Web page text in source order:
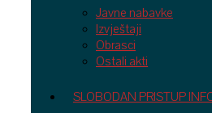
Javne nabavke
Izvještaji
Obrasci
Ostali akti
SLOBODAN PRISTUP